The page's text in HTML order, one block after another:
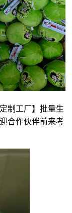
制工厂】批量生
合作伙伴前来考